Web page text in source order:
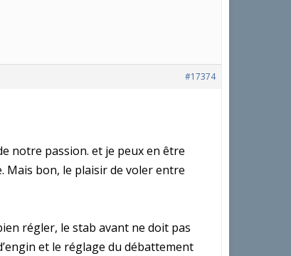
#17374
notre passion. et je peux en être
Mais bon, le plaisir de voler entre
régler, le stab avant ne doit pas
et le réglage du débattement